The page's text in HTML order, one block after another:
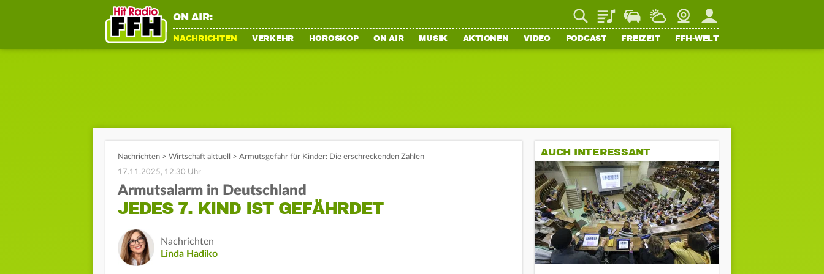
ON AIR: PlaylistStaupilotWetterWebcamMein FFH
NACHRICHTEN VERKEHR HOROSKOP ON AIR MUSIK AKTIONEN VIDEO PODCAST FREIZEIT FFH-WELT
Nachrichten > Wirtschaft aktuell > Armutsgefahr für Kinder: Die erschreckenden Zahlen
17.11.2025, 12:30 Uhr
Armutsalarm in Deutschland
JEDES 7. KIND IST GEFÄHRDET
Nachrichten
Linda Hadiko
AUCH INTERESSANT